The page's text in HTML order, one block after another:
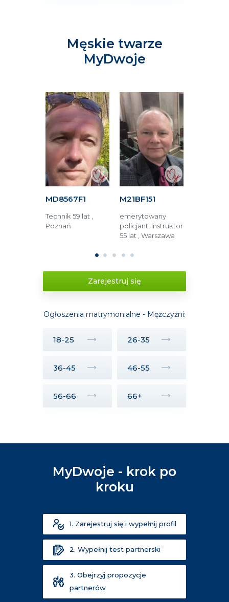
Męskie twarze
MyDwoje
MD8567F1
Technik 59 lat ,
Poznań
M21BF151
emerytowany
policjant, instruktor
55 lat , Warszawa
1 2 3 4 5
Zarejestruj się
Ogłoszenia matrymonialne - Mężczyźni:
18-25 26-35
36-45 46-55
56-66 66+
MyDwoje - krok po
kroku
1. Zarejestruj się i wypełnij profil
2. Wypełnij test partnerski
3. Obejrzyj propozycje
partnerów